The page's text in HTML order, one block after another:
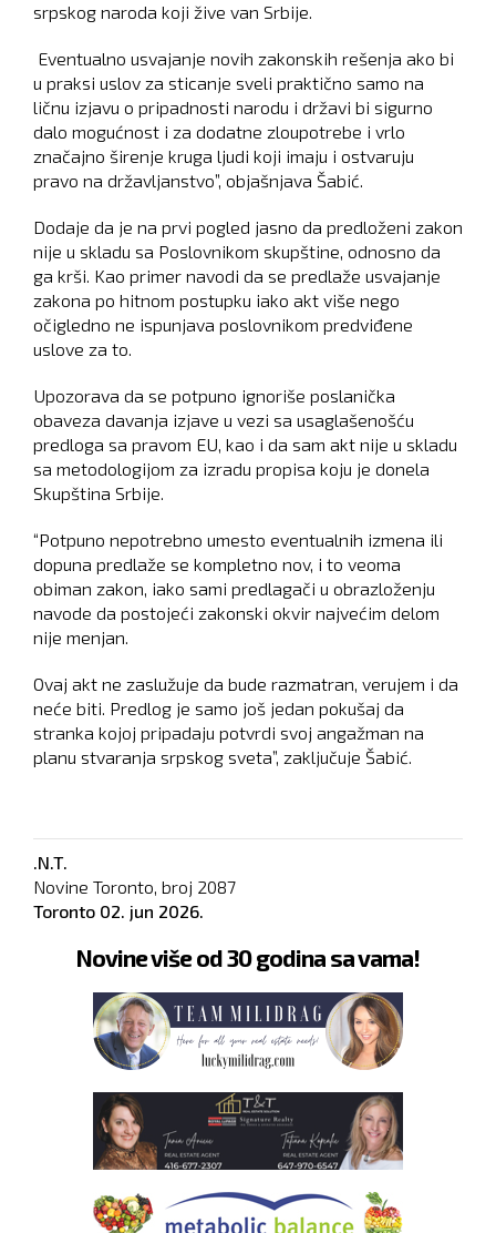
srpskog naroda koji žive van Srbije.
Eventualno usvajanje novih zakonskih rešenja ako bi
u praksi uslov za sticanje sveli praktično samo na
ličnu izjavu o pripadnosti narodu i državi bi sigurno
dalo mogućnost i za dodatne zloupotrebe i vrlo
značajno širenje kruga ljudi koji imaju i ostvaruju
pravo na državljanstvo”, objašnjava Šabić.
Dodaje da je na prvi pogled jasno da predloženi zakon
nije u skladu sa Poslovnikom skupštine, odnosno da
ga krši. Kao primer navodi da se predlaže usvajanje
zakona po hitnom postupku iako akt više nego
očigledno ne ispunjava poslovnikom predviđene
uslove za to.
Upozorava da se potpuno ignoriše poslanička
obaveza davanja izjave u vezi sa usaglašenošću
predloga sa pravom EU, kao i da sam akt nije u skladu
sa metodologijom za izradu propisa koju je donela
Skupština Srbije.
“Potpuno nepotrebno umesto eventualnih izmena ili
dopuna predlaže se kompletno nov, i to veoma
obiman zakon, iako sami predlagači u obrazloženju
navode da postojeći zakonski okvir najvećim delom
nije menjan.
Ovaj akt ne zaslužuje da bude razmatran, verujem i da
neće biti. Predlog je samo još jedan pokušaj da
stranka kojoj pripadaju potvrdi svoj angažman na
planu stvaranja srpskog sveta”, zaključuje Šabić.
.N.T.
Novine Toronto, broj 2087
Toronto 02. jun 2026.
Novine više od 30 godina sa vama!